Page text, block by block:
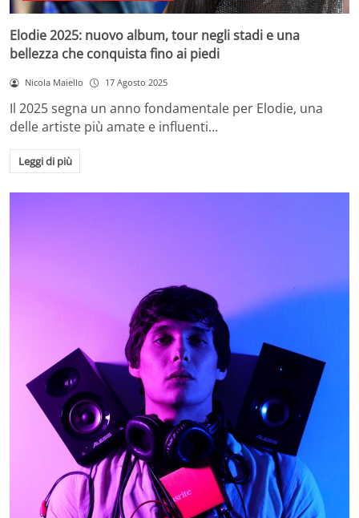
Elodie 2025: nuovo album, tour negli stadi e una
bellezza che conquista fino ai piedi
Nicola Maiello 17 Agosto 2025
Il 2025 segna un anno fondamentale per Elodie, una
delle artiste più amate e influenti…
Leggi di più